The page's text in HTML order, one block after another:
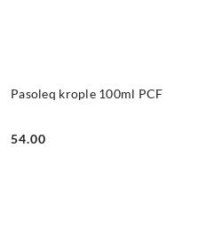
Pasoleq krople 100ml PCF
Cena:
54.00